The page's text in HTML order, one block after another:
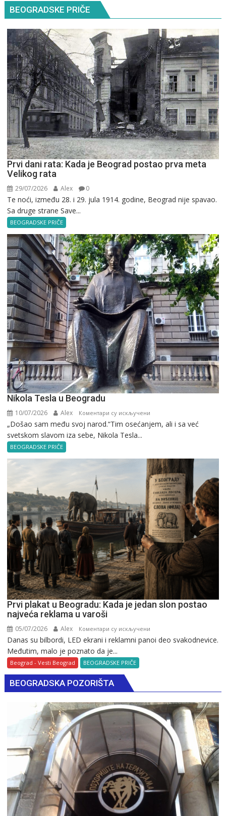
BEOGRADSKE PRIČE
Prvi dani rata: Kada je Beograd postao prva meta
Velikog rata
29/07/2026 Alex 0
Te noći, između 28. i 29. jula 1914. godine, Beograd nije spavao.
Sa druge strane Save...
BEOGRADSKE PRIČE
Nikola Tesla u Beogradu
10/07/2026 Alex Коментари су искључени
Nikola
„Došao sam među svoj narod.“Tim osećanjem, ali i sa već
svetskom slavom iza sebe, Nikola Tesla...
BEOGRADSKE PRIČE
Prvi plakat u Beogradu: Kada je jedan slon postao
najveća reklama u varoši
05/07/2026 Alex Коментари су искључени
Prvi
je
jedan
slon
postao
najveća
reklama
u
varoši
Danas su bilbordi, LED ekrani i reklamni panoi deo svakodnevice.
Međutim, malo je poznato da je...
Beograd - Vesti Beograd BEOGRADSKE PRIČE
BEOGRADSKA POZORIŠTA